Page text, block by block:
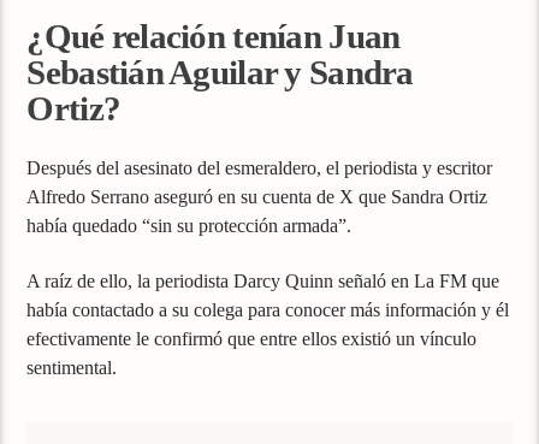
¿Qué relación tenían Juan
Sebastián Aguilar y Sandra
Ortiz?
Después del asesinato del esmeraldero, el periodista y escritor
Alfredo Serrano aseguró en su cuenta de X que Sandra Ortiz
había quedado “sin su protección armada”.
A raíz de ello, la periodista Darcy Quinn señaló en La FM que
había contactado a su colega para conocer más información y él
efectivamente le confirmó que entre ellos existió un vínculo
sentimental.